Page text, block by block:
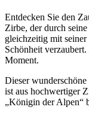
Entdecken Sie den
Zirbe, der durch
gleichzeitig mit
Schönheit
Moment.
Dieser
ist aus hochwertiger
„Königin der Alpen“